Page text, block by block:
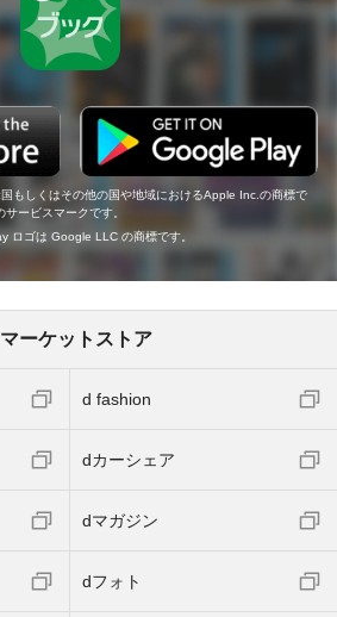
もしくはその他の国や地域におけるApple Inc.の商標で
ービスマークです。
ロゴは Google LLC の商標です。
ーケットストア
d fashion
dカーシェア
dマガジン
dフォト